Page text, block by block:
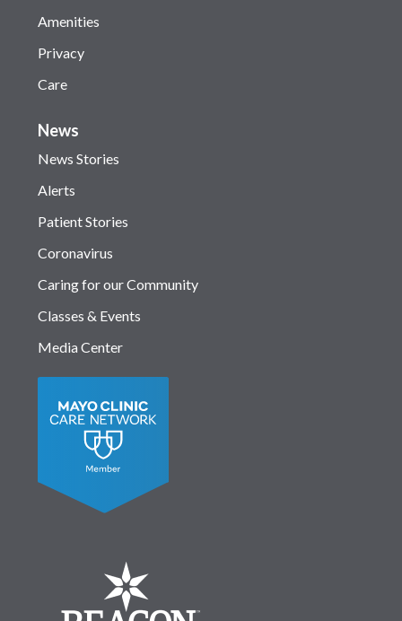
Amenities
Privacy
Care
News
News Stories
Alerts
Patient Stories
Coronavirus
Caring for our Community
Classes & Events
Media Center